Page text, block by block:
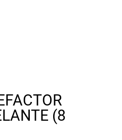
(8